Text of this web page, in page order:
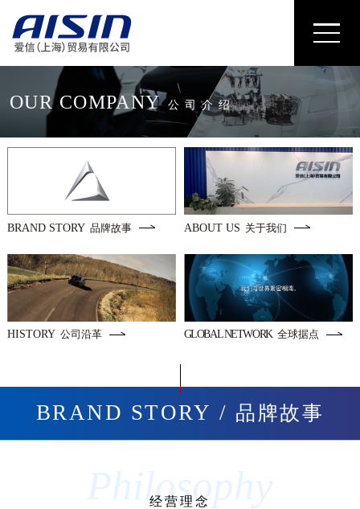
OUR COMPANY 公 司 介 绍
BRAND STORY 品牌故事 ABOUT US 关于我们
HISTORY 公司沿革 GLOBAL NETWORK 全球据点
BRAND STORY / 品牌故事
Philosophy
经营理念